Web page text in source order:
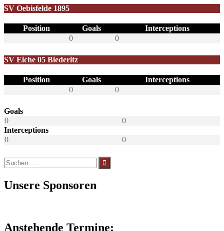
SV Oebisfelde 1895
Position Goals
Interceptions
0
0
SV Eiche 05 Biederitz
Position Goals
Interceptions
0
0
Goals
0
0
Interceptions
0
0
Suchen
nach:
Unsere Sponsoren
Anstehende Termine: